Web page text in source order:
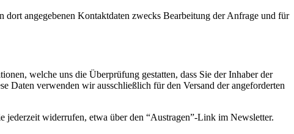
angegebenen Kontaktdaten zwecks Bearbeitung der Anfrage und für
welche uns die Überprüfung gestatten, dass Sie der Inhaber der
Daten verwenden wir ausschließlich für den Versand der angeforderten
widerrufen, etwa über den “Austragen”-Link im Newsletter.